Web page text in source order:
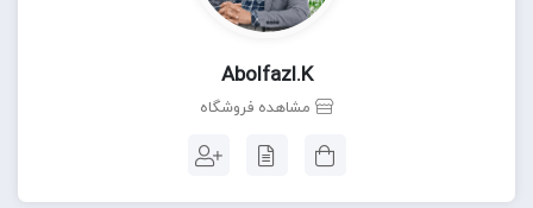
Abolfazl.k
مشاهده فروشگاه